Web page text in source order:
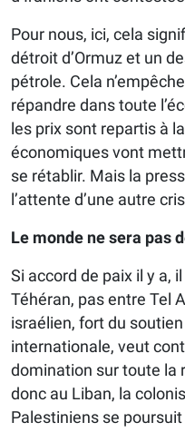
Pour nous, ici, cela
détroit d’Ormuz et un
pétrole. Cela
répandre dans toute
les prix sont repartis à
économiques vont
se rétablir. Mais la
l’attente d’une autre
Le monde ne sera pas
Si accord de paix il y a,
Téhéran, pas entre Tel
israélien, fort du
internationale, veut
domination sur toute la
donc au Liban, la
Palestiniens se